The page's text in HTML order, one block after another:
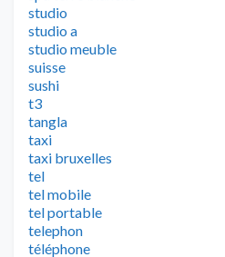
studio
studio a
studio meuble
suisse
sushi
t3
tangla
taxi
taxi bruxelles
tel
tel mobile
tel portable
telephon
téléphone